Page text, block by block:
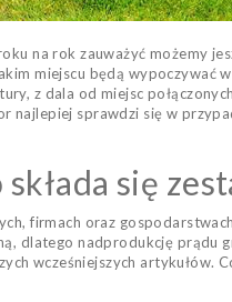
na rok zauważyć możemy
miejscu będą wypoczywać
z dala od miejsc
najlepiej sprawdzi się w
się
firmach oraz
dlatego nadprodukcję prądu
wcześniejszych